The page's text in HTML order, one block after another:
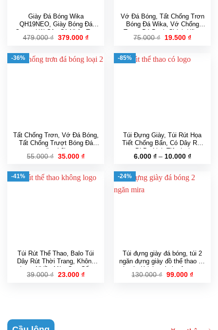
Giày Đá Bóng Wika
QH19NEO, Giày Bóng Đá
Quang Hải Sân Cỏ Nhân Tạo
Chính Hãng Full Box
479.000₫ Giá
479.000 ₫.
379.000 ₫Giá
là:
379.000 ₫.
Vớ Đá Bóng, Tất Chống Trơn
Bóng Đá Wika, Vớ Chống
Trượt Đá Banh Chính Hãng
75.000₫
Giá
75.000 ₫.
19.500 ₫Giá
19.500
-36%
Tất Chống Trơn, Vớ Đá Bóng,
Tất Chống Trượt Bóng Đá
(Loại 2)
55.000₫ Giá
55.000 ₫.
35.000 ₫Giá
là:
35.000 ₫.
-85%
Túi Đựng Giày, Túi Rút Họa
Tiết Chống Bẩn, Có Dây Rút
Đi Du Lịch Tiện Lợi
6.000 ₫ – 10.000 ₫Khoảng
6.000 ₫
đến
-41%
Túi Rút Thể Thao, Balo Túi
Dây Rút Thời Trang, Không
Logo Nhiều Màu Cao Cấp
39.000₫ Giá
23.000 ₫Giá
-24%
Túi đựng giày đá bóng, túi 2
ngăn đựng giày đồ thể thao đá
banh đá bóng, balo tập gym
Mira chính hãng
130.000₫ Giá
99.000 ₫Giá